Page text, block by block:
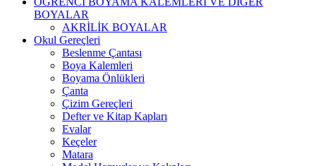
BOYALAR
AKRİLİK BOYALAR
Okul Gereçleri
Beslenme Çantası
Boya Kalemleri
Boyama Önlükleri
Çanta
Çizim Gereçleri
Defter ve Kitap Kapları
Evalar
Keçeler
Matara